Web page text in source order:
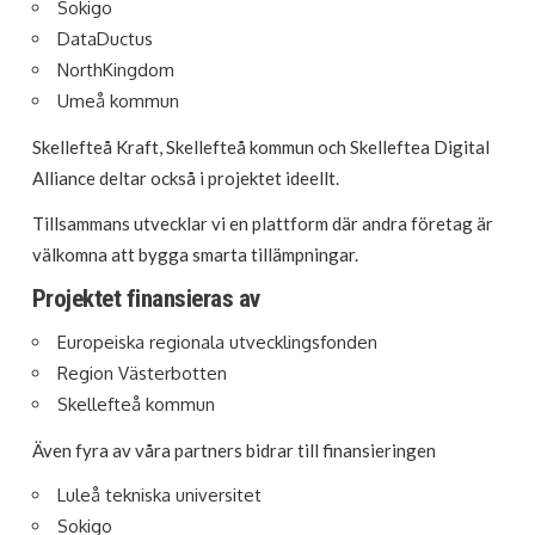
Sokigo
DataDuctus
NorthKingdom
Umeå kommun
Skellefteå Kraft, Skellefteå kommun och Skelleftea Digital
Alliance deltar också i projektet ideellt.
Tillsammans utvecklar vi en plattform där andra företag är
välkomna att bygga smarta tillämpningar.
Projektet finansieras av
Europeiska regionala utvecklingsfonden
Region Västerbotten
Skellefteå kommun
Även fyra av våra partners bidrar till finansieringen
Luleå tekniska universitet
Sokigo